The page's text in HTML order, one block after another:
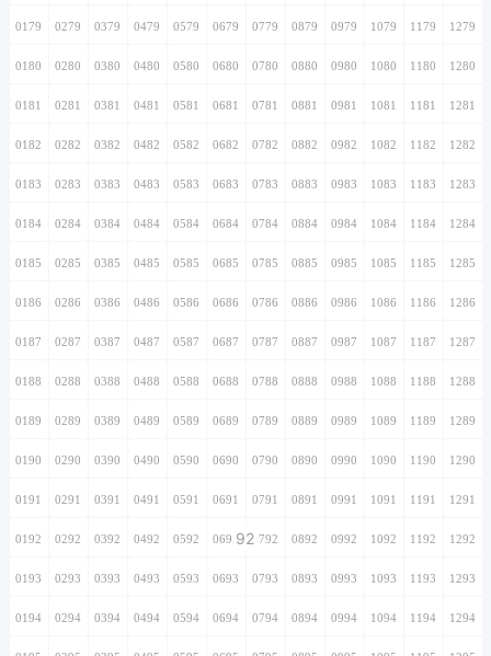
0179 0279 0379 0479 0579 0679 0779 0879 0979 1079 1179 1279
0180 0280 0380 0480 0580 0680 0780 0880 0980 1080 1180 1280
0181 0281 0381 0481 0581 0681 0781 0881 0981 1081 1181 1281
0182 0282 0382 0482 0582 0682 0782 0882 0982 1082 1182 1282
0183 0283 0383 0483 0583 0683 0783 0883 0983 1083 1183 1283
0184 0284 0384 0484 0584 0684 0784 0884 0984 1084 1184 1284
0185 0285 0385 0485 0585 0685 0785 0885 0985 1085 1185 1285
0186 0286 0386 0486 0586 0686 0786 0886 0986 1086 1186 1286
0187 0287 0387 0487 0587 0687 0787 0887 0987 1087 1187 1287
0188 0288 0388 0488 0588 0688 0788 0888 0988 1088 1188 1288
0189 0289 0389 0489 0589 0689 0789 0889 0989 1089 1189 1289
0190 0290 0390 0490 0590 0690 0790 0890 0990 1090 1190 1290
0191 0291 0391 0491 0591 0691 0791 0891 0991 1091 1191 1291
0192 0292 0392 0492 0592 0692920792 0892 0992 1092 1192 1292
0193 0293 0393 0493 0593 0693 0793 0893 0993 1093 1193 1293
0194 0294 0394 0494 0594 0694 0794 0894 0994 1094 1194 1294